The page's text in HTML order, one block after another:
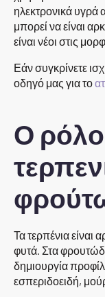
ηλεκτρονικά υγρά
μπορεί να είναι
είναι νέοι στις
Εάν συγκρίνετε
οδηγό μας για το
Ο
Τα τερπένια είναι
φυτά. Στα
δημιουργία
εσπεριδοειδή,